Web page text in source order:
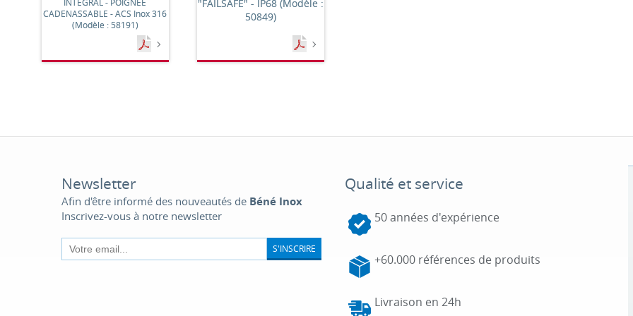
CADENASSABLE - ACS Inox 316
(Modèle : 58191)
"FAILSAFE" - IP68 (Modèle :
50849)
Newsletter
Afin d'être informé des nouveautés de Béné Inox
Inscrivez-vous à notre newsletter
S'INSCRIRE
Qualité et service
50 années d'expérience
+60.000 références de produits
Livraison en 24h